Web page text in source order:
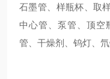
石墨管、样瓶杯、取
中心管、泵管、顶空
管、干燥剂、钨灯、